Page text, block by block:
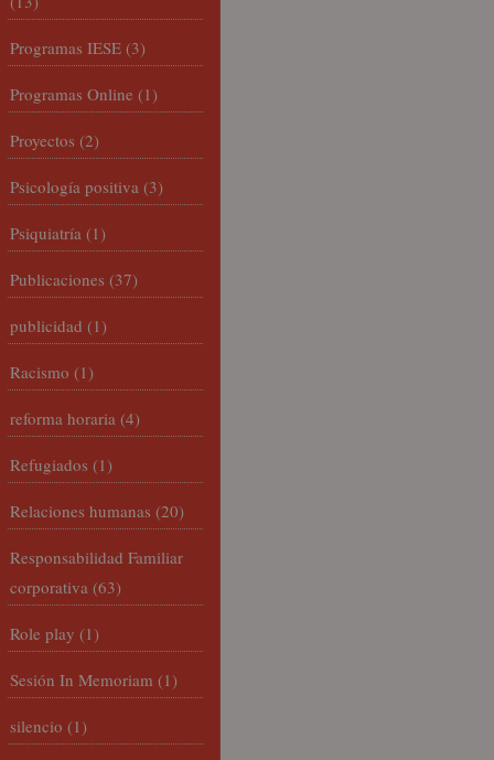
Programas IESE (3)
Programas Online (1)
Proyectos (2)
Psicología positiva (3)
Psiquiatría (1)
Publicaciones (37)
publicidad (1)
Racismo (1)
reforma horaria (4)
Refugiados (1)
Relaciones humanas (20)
Responsabilidad Familiar
corporativa (63)
Role play (1)
Sesión In Memoriam (1)
silencio (1)